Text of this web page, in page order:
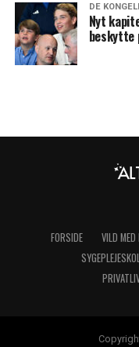
DE
Nyt
beskytte
FORSIDE VILD MED